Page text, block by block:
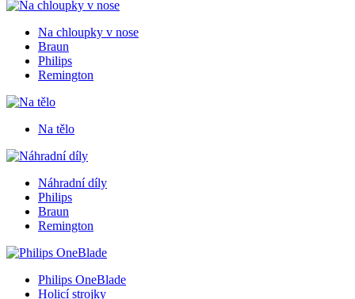
Na chloupky v nose
Braun
Philips
Remington
Na tělo
Náhradní díly
Philips
Braun
Remington
Philips OneBlade
Holicí strojky